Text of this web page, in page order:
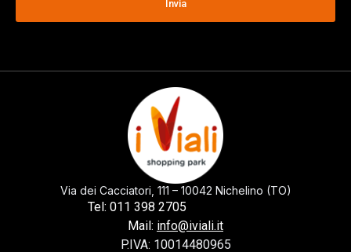
Via dei Cacciatori, 111 – 10042 Nichelino (TO)
Tel: 011 398 2705
Mail: info@iviali.it
P.IVA: 10014480965